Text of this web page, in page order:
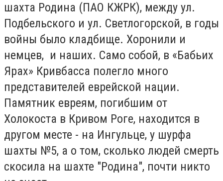
шахта Родина (ПАО КЖРК), между ул.
Подбельского и ул. Светлогорской, в годы
войны было кладбище. Хоронили и
немцев, и наших. Само собой, в «Бабьих
Ярах» Кривбасса полегло много
представителей еврейской нации.
Памятник евреям, погибшим от
Холокоста в Кривом Роге, находится в
другом месте - на Ингульце, у шурфа
шахты №5, а о том, сколько людей смерть
скосила на шахте "Родина", почти никто